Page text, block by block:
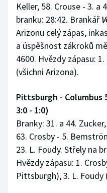
Keller, 58. Crouse - 3. a
branku: 28:42. Brankář
Arizonu celý zápas,
a úspěšnost zákroků
4600. Hvězdy zápasu:
(všichni Arizona).
Pittsburgh - Columbus
3:0 - 1:0)
Branky: 31. a 44.
63. Crosby - 5.
23. L. Foudy. Střely na
Hvězdy zápasu: 1.
Pittsburgh), 3. L. Foudy